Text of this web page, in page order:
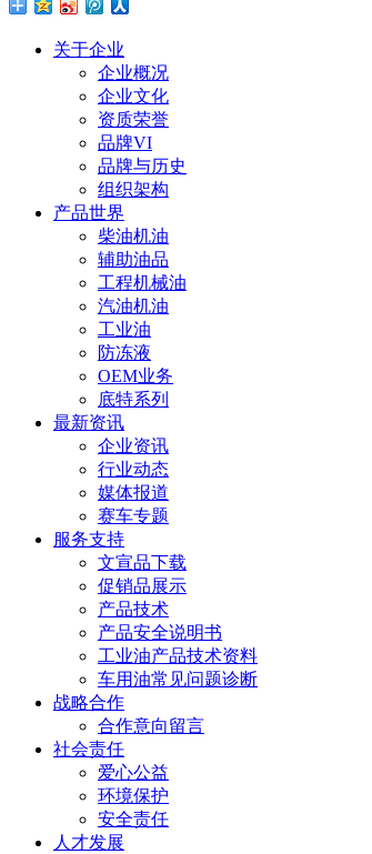
关于企业
企业概况
企业文化
资质荣誉
品牌VI
品牌与历史
组织架构
产品世界
柴油机油
辅助油品
工程机械油
汽油机油
工业油
防冻液
OEM业务
底特系列
最新资讯
企业资讯
行业动态
媒体报道
赛车专题
服务支持
文宣品下载
促销品展示
产品技术
产品安全说明书
工业油产品技术资料
车用油常见问题诊断
战略合作
合作意向留言
社会责任
爱心公益
环境保护
安全责任
人才发展